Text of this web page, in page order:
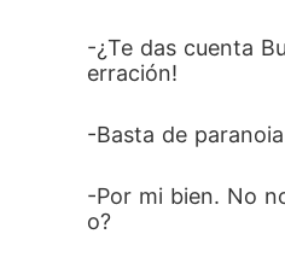
-¿Te das cuenta
erración!
-Basta de
-Por mi bien. No
o?